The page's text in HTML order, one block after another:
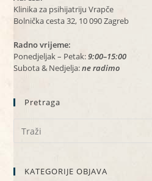
Klinika za psihijatriju Vrapče
Bolnička cesta 32, 10 090 Zagreb
Radno vrijeme:
Ponedjeljak – Petak:9:00–15:00
Subota & Nedjelja:ne radimo
Pretraga
KATEGORIJE OBJAVA